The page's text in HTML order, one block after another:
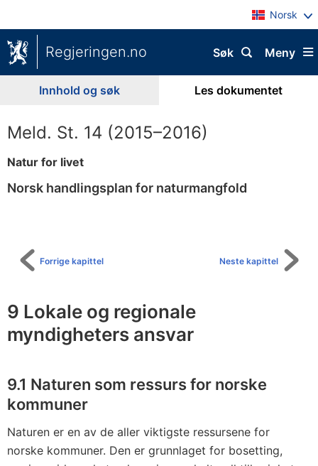
Norsk
Regjeringen.no Meny
Søk
Innhold og søk Les dokumentet
Meld. St. 14 (2015–2016)
Natur for livet
Norsk handlingsplan for naturmangfold
Neste kapittel
Forrige kapittel
9 Lokale og regionale
myndigheters ansvar
9.1 Naturen som ressurs for norske
kommuner
Naturen er en av de aller viktigste ressursene for
norske kommuner. Den er grunnlaget for bosetting,